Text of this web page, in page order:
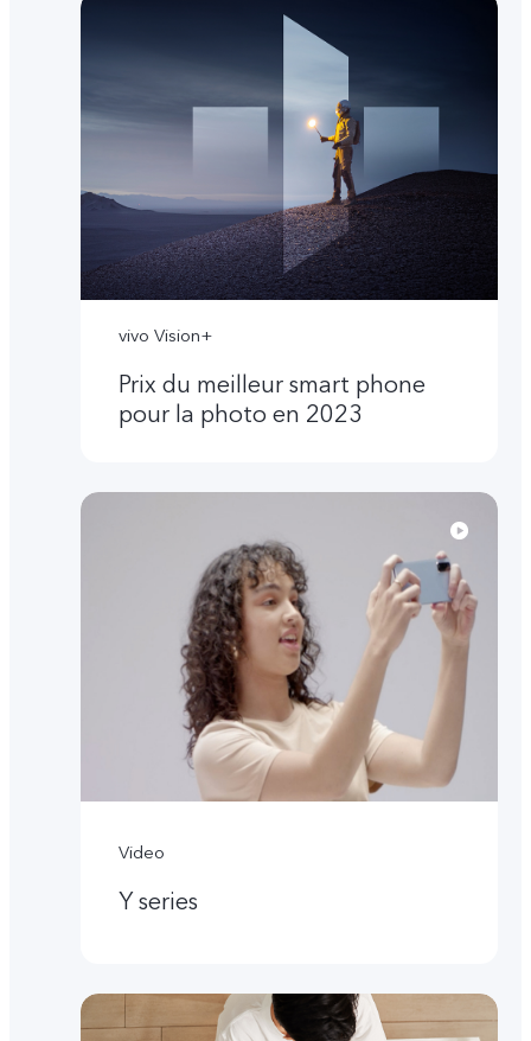
vivo Vision+
Prix du meilleur smart phone
pour la photo en 2023
Video
Y series